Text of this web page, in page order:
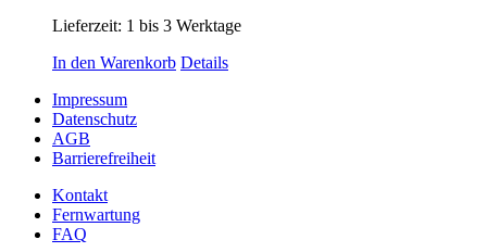
Lieferzeit: 1 bis 3 Werktage
In den Warenkorb Details
Impressum
Datenschutz
AGB
Barrierefreiheit
Kontakt
Fernwartung
FAQ